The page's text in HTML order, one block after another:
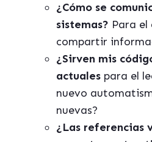
¿Cómo se
sistemas? Para el
compartir
¿Sirven mis
actuales para el
nuevo
nuevas?
¿Las referencias